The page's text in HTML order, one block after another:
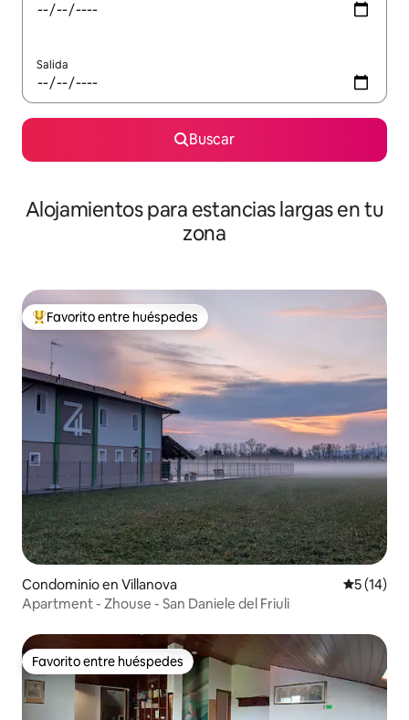
Salida
Buscar
Alojamientos para estancias largas en tu
zona
De los mejores en Favorito entre huéspedes
Favorito entre huéspedes
Condominio en Villanova
5 (14)
Apartment - Zhouse - San Daniele del Friuli
Favorito entre huéspedes
Favorito entre huéspedes